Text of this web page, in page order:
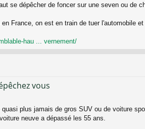
se dépêcher de foncer sur une seven ou de
France, on est en train de tuer l'automobile
hau ... vernement/
vous
plus jamais de gros SUV ou de voiture
neuve a dépassé les 55 ans.